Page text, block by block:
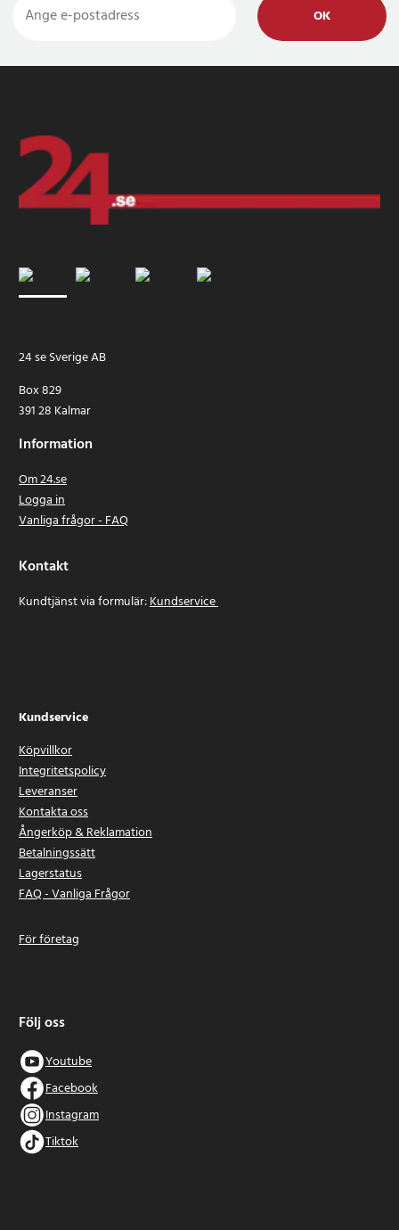
OK
24 se Sverige AB
Box 829
391 28 Kalmar
Information
Om 24.se
Logga in
Vanliga frågor - FAQ
Kontakt
Kundtjänst via formulär:Kundservice
Kundservice
Köpvillkor
Integritetspolicy
Leveranser
Kontakta oss
Ångerköp & Reklamation
Betalningssätt
Lagerstatus
FAQ - Vanliga Frågor
För företag
Följ oss
Youtube
Facebook
Instagram
Tiktok